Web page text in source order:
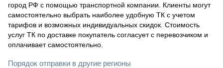
город РФ с помощью транспортной компании. Клиенты могут
самостоятельно выбрать наиболее удобную ТК с учетом
тарифов и возможных индивидуальных скидок. Стоимость
услуг ТК по доставке покупатель согласует с перевозчиком и
оплачивает самостоятельно.
Порядок отправки в другие регионы